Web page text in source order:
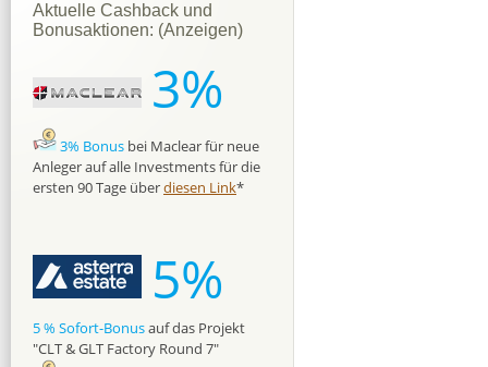
Aktuelle Cashback und
Bonusaktionen: (Anzeigen)
3%
3% Bonus bei Maclear für neue
Anleger auf alle Investments für die
ersten 90 Tage überdiesen Link*
5%
5 % Sofort-Bonusauf das Projekt
"CLT & GLT Factory Round 7"